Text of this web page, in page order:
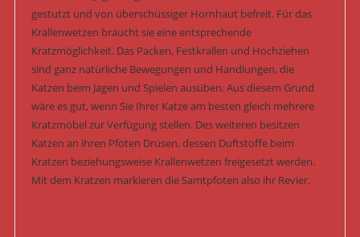
gestutzt und von überschüssiger Hornhaut befreit. Für das
Krallenwetzen braucht sie eine entsprechende
Kratzmöglichkeit. Das Packen, Festkrallen und Hochziehen
sind ganz natürliche Bewegungen und Handlungen, die
Katzen beim Jagen und Spielen ausüben. Aus diesem Grund
wäre es gut, wenn Sie Ihrer Katze am besten gleich mehrere
Kratzmöbel zur Verfügung stellen. Des weiteren besitzen
Katzen an ihren Pfoten Drüsen, dessen Duftstoffe beim
Kratzen beziehungsweise Krallenwetzen freigesetzt werden.
Mit dem Kratzen markieren die Samtpfoten also ihr Revier.